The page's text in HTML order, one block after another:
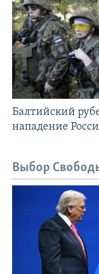
Балтийский
нападение
Выбор